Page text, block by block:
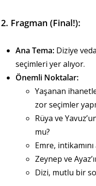
2. Fragman (Final!):
Ana Tema: Diziye
seçimleri yer alıyor.
Önemli Noktalar:
Yaşanan
zor seçimler
Rüya ve
mu?
Emre,
Zeynep ve
Dizi, mutlu bir